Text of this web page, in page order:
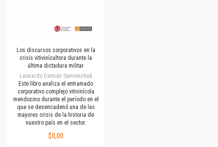
Los discursos corporativos en la
crisis vitivinícultora durante la
última dictadura militar
Leonardo Damián Semienchuk
Este libro analiza el entramado
corporativo complejo vitivinícola
mendocino durante el período en el
que se desencadenó una de las
mayores crisis de la historia de
nuestro país en el sector.
$0,00